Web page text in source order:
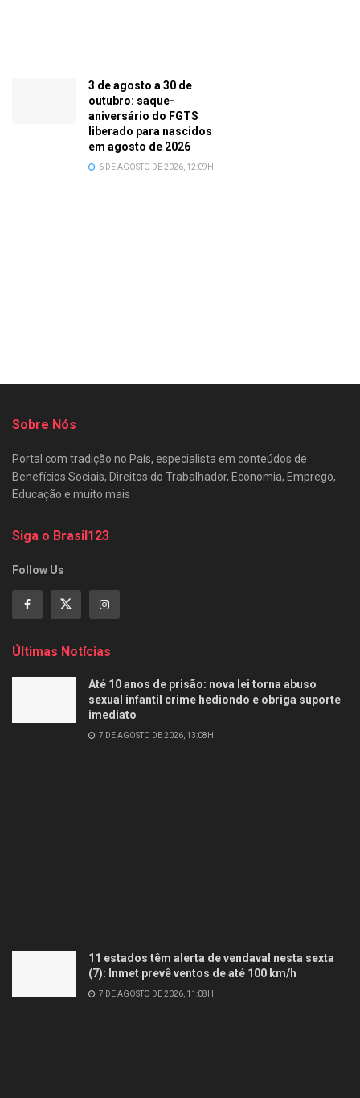
3 de agosto a 30 de
outubro: saque-
aniversário do FGTS
liberado para nascidos
em agosto de 2026
6 DE AGOSTO DE 2026, 12:09H
Sobre Nós
Portal com tradição no País, especialista em conteúdos de
Benefícios Sociais, Direitos do Trabalhador, Economia, Emprego,
Educação e muito mais
Siga o Brasil123
Follow Us
Últimas Notícias
Até 10 anos de prisão: nova lei torna abuso
sexual infantil crime hediondo e obriga suporte
imediato
7 DE AGOSTO DE 2026, 13:08H
11 estados têm alerta de vendaval nesta sexta
(7): Inmet prevê ventos de até 100 km/h
7 DE AGOSTO DE 2026, 11:08H